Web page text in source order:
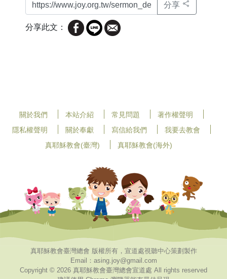
分享
分享此文：
關於我們 本站介紹 常見問題
著作權聲明
隱私權聲明
關於奉獻 寫信給我們
我要去教會
真耶穌教會(臺灣)
真耶穌教會(海外)
真耶穌教會臺灣總會 版權所有，宣道處視聽中心策劃製作
Email：asing.joy@gmail.com
Copyright © 2026 真耶穌教會臺灣總會宣道處 All rights reserved